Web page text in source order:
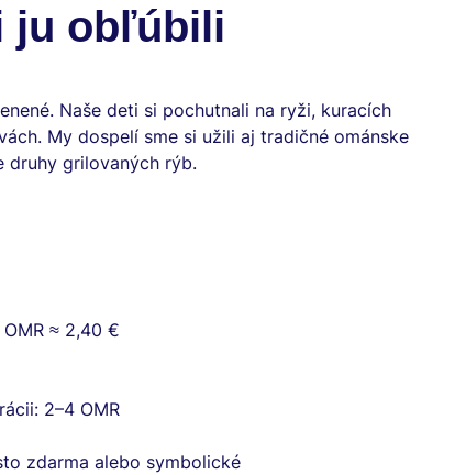
ju obľúbili
Naše deti si pochutnali na ryži, kuracích
My dospelí sme si užili aj tradičné ománske
druhy grilovaných rýb.
OMR ≈ 2,40 €
2–4 OMR
zdarma alebo symbolické